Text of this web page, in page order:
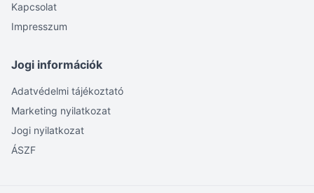
Kapcsolat
Impresszum
Jogi információk
Adatvédelmi tájékoztató
Marketing nyilatkozat
Jogi nyilatkozat
ÁSZF